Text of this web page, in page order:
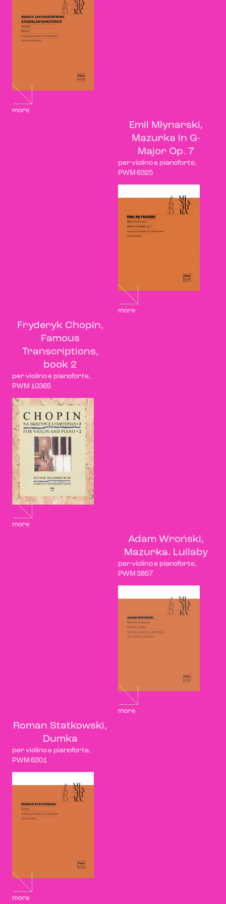
more
Emil Młynarski,
Mazurka in G-
Major Op. 7
per violino e pianoforte,
PWM 6325
more
Fryderyk Chopin,
Famous
Transcriptions,
book 2
per violino e pianoforte,
PWM 10365
more
Adam Wroński,
Mazurka. Lullaby
per violino e pianoforte,
PWM 3857
more
Roman Statkowski,
Dumka
per violino e pianoforte,
PWM 6301
more